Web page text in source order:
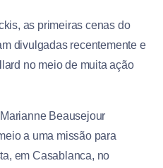
as primeiras cenas do
divulgadas recentemente e
no meio de muita ação
Beausejour
a uma missão para
em Casablanca, no